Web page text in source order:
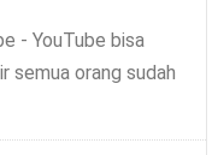
- YouTube bisa
semua orang sudah